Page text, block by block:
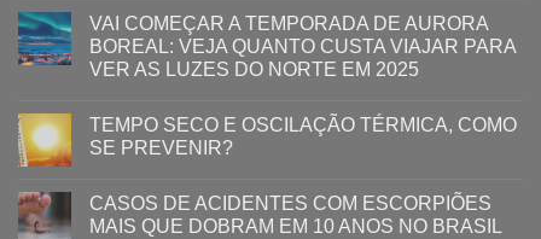
VAI COMEÇAR A TEMPORADA DE AURORA
BOREAL: VEJA QUANTO CUSTA VIAJAR PARA
VER AS LUZES DO NORTE EM 2025
TEMPO SECO E OSCILAÇÃO TÉRMICA, COMO
SE PREVENIR?
CASOS DE ACIDENTES COM ESCORPIÕES
MAIS QUE DOBRAM EM 10 ANOS NO BRASIL